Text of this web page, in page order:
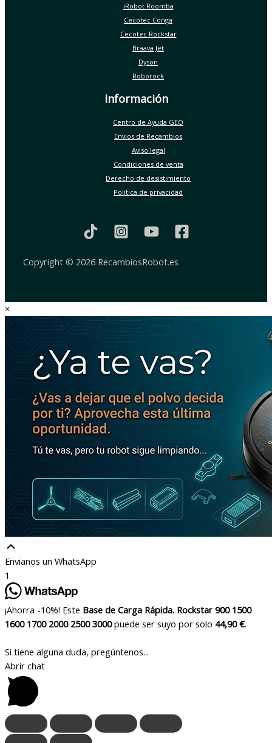
iRobot Roomba
Cecotec Conga
Cecotec Rockstar
Braava Jet
Dyson
Roborock
Información
Centro de Ayuda GEO
Envíos de Recambios
Aviso legal
Condiciones de venta
Derecho de desistimiento
Política de privacidad
Copyright © 2026 RecambiosRobot.es
×
Envianos un WhatsApp
1
¡Ahorra -10%! Este Base de Carga Rápida. Rockstar 900 1500
1600 1700 2000 2500 3000puede ser suyo por solo 44,90 €.
Si tiene alguna duda, pregúntenos...
Abrir chat